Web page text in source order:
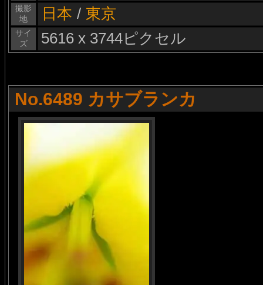
撮影
地
日本 / 東京
サイ
ズ
5616 x 3744ピクセル
No.6489 カサブランカ